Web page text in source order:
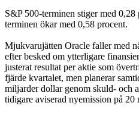
S&P 500-terminen stiger med
terminen ökar med 0,58 procent.
Mjukvarujätten Oracle faller med
efter besked om ytterligare
justerat resultat per aktie som
fjärde kvartalet, men planerar
miljarder dollar genom skuld- och
tidigare aviserad nyemission på 20